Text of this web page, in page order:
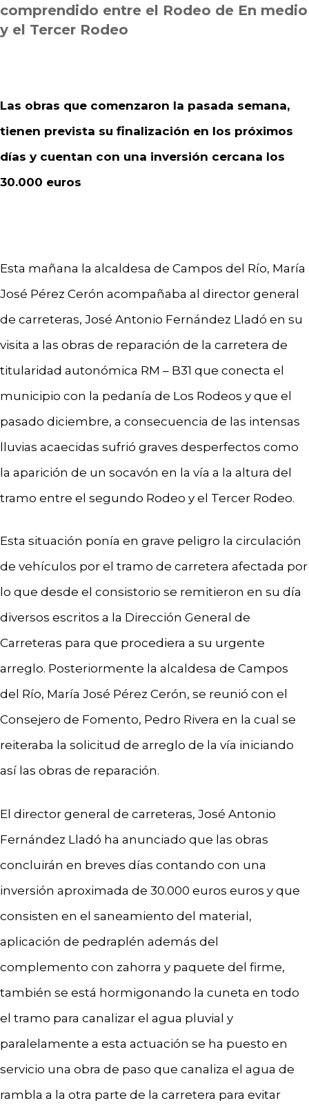
comprendido entre el Rodeo de En medio
y el Tercer Rodeo
Las obras que comenzaron la pasada semana,
tienen prevista su finalización en los próximos
días y cuentan con una inversión cercana los
30.000 euros
Esta mañana la alcaldesa de Campos del Río, María
José Pérez Cerón acompañaba al director general
de carreteras, José Antonio Fernández Lladó en su
visita a las obras de reparación de la carretera de
titularidad autonómica RM – B31 que conecta el
municipio con la pedanía de Los Rodeos y que el
pasado diciembre, a consecuencia de las intensas
lluvias acaecidas sufrió graves desperfectos como
la aparición de un socavón en la vía a la altura del
tramo entre el segundo Rodeo y el Tercer Rodeo.
Esta situación ponía en grave peligro la circulación
de vehículos por el tramo de carretera afectada por
lo que desde el consistorio se remitieron en su día
diversos escritos a la Dirección General de
Carreteras para que procediera a su urgente
arreglo. Posteriormente la alcaldesa de Campos
del Río, María José Pérez Cerón, se reunió con el
Consejero de Fomento, Pedro Rivera en la cual se
reiteraba la solicitud de arreglo de la vía iniciando
así las obras de reparación.
El director general de carreteras, José Antonio
Fernández Lladó ha anunciado que las obras
concluirán en breves días contando con una
inversión aproximada de 30.000 euros euros y que
consisten en el saneamiento del material,
aplicación de pedraplén además del
complemento con zahorra y paquete del firme,
también se está hormigonando la cuneta en todo
el tramo para canalizar el agua pluvial y
paralelamente a esta actuación se ha puesto en
servicio una obra de paso que canaliza el agua de
rambla a la otra parte de la carretera para evitar